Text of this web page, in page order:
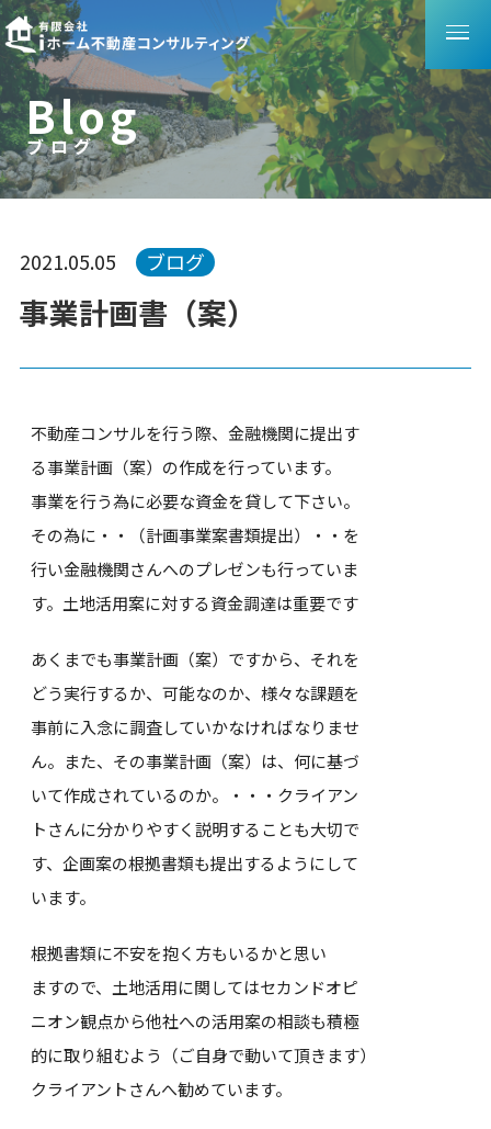
Blog
ブログ
ブログ
事業計画書（案）
2021.05.05 ブログ
不動産コンサルを行う際、金融機関に提出す
る事業計画（案）の作成を行っています。
事業を行う為に必要な資金を貸して下さい。
その為に・・（計画事業案書類提出）・・を
行い金融機関さんへのプレゼンも行っていま
す。土地活用案に対する資金調達は重要です
あくまでも事業計画（案）ですから、それを
どう実行するか、可能なのか、様々な課題を
事前に入念に調査していかなければなりませ
ん。また、その事業計画（案）は、何に基づ
いて作成されているのか。・・・クライアン
トさんに分かりやすく説明することも大切で
す、企画案の根拠書類も提出するようにして
います。
根拠書類に不安を抱く方もいるかと思い
ますので、土地活用に関してはセカンドオピ
ニオン観点から他社への活用案の相談も積極
的に取り組むよう（ご自身で動いて頂きます）
クライアントさんへ勧めています。